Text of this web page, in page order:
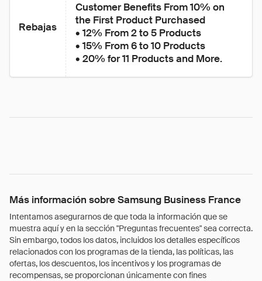
Rebajas
Customer Benefits From 10% on
the First Product Purchased
• 12% From 2 to 5 Products
• 15% From 6 to 10 Products
• 20% for 11 Products and More.
Más información sobre Samsung Business France
Intentamos asegurarnos de que toda la información que se
muestra aquí y en la sección "Preguntas frecuentes" sea correcta.
Sin embargo, todos los datos, incluidos los detalles específicos
relacionados con los programas de la tienda, las políticas, las
ofertas, los descuentos, los incentivos y los programas de
recompensas, se proporcionan únicamente con fines